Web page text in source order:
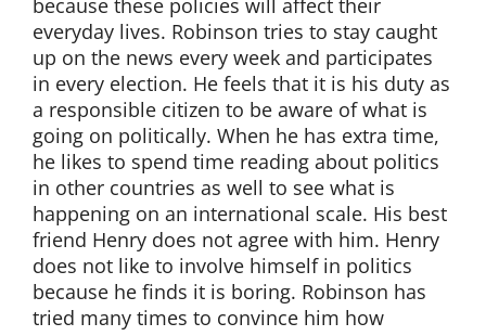
because these policies will affect their
everyday lives. Robinson tries to stay caught
up on the news every week and participates
in every election. He feels that it is his duty as
a responsible citizen to be aware of what is
going on politically. When he has extra time,
he likes to spend time reading about politics
in other countries as well to see what is
happening on an international scale. His best
friend Henry does not agree with him. Henry
does not like to involve himself in politics
because he finds it is boring. Robinson has
tried many times to convince him how